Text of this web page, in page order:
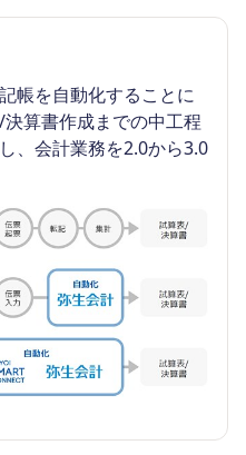
帳を自動化することに
算書作成までの中工程
、会計業務を2.0から3.0